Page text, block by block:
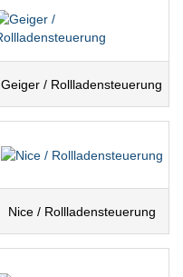
Geiger / Rollladensteuerung
Nice / Rollladensteuerung